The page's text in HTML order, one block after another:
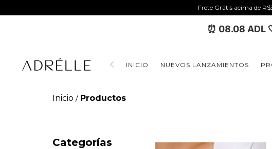
Frete Grátis acima de
⏰ 08.08 ADL
INICIO NUEVOS LANZAMIENTOS
Inicio / Productos
Categorías